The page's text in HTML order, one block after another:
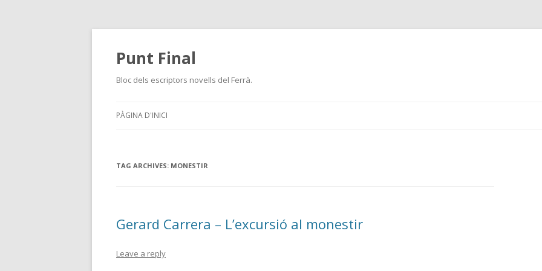
Punt Final
Bloc dels escriptors novells del Ferrà.
PÀGINA D'INICI
TAG ARCHIVES: MONESTIR
Gerard Carrera – L’excursió al monestir
Leave a reply